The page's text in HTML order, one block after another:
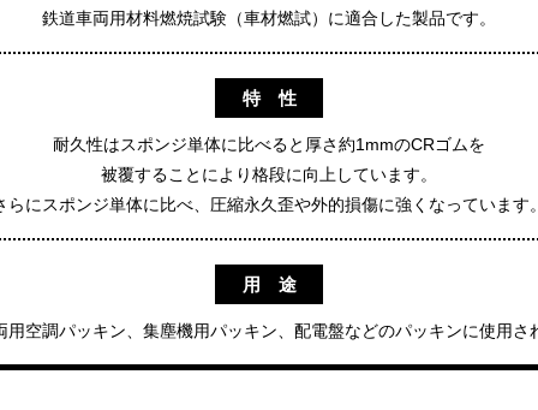
鉄道車両用材料燃焼試験（車材燃試）に適合した製品です。
特 性
耐久性はスポンジ単体に比べると厚さ約1mmのCRゴムを
被覆することにより格段に向上しています。
らにスポンジ単体に比べ、圧縮永久歪や外的損傷に強くなっています
用 途
用空調パッキン、集塵機用パッキン、配電盤などのパッキンに使用さ